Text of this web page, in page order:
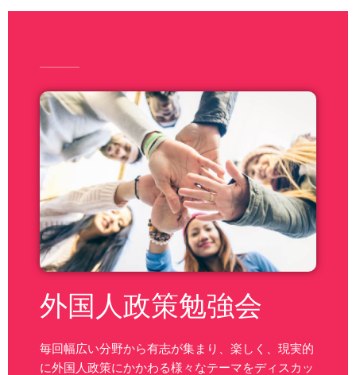
外国人政策勉強会
毎回幅広い分野から有志が集まり、楽しく、現実的
に外国人政策にかかわる様々なテーマをディスカッ